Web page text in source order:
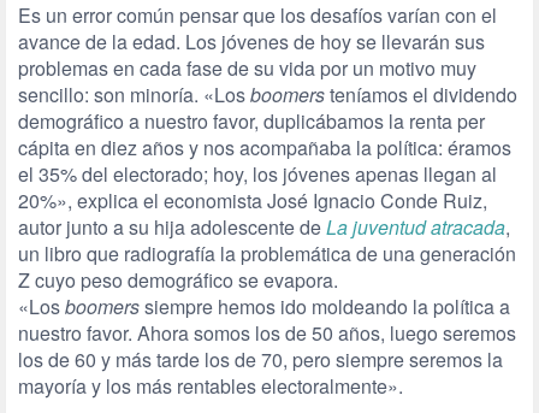
Es un error común pensar que los desafíos varían con el
avance de la edad. Los jóvenes de hoy se llevarán sus
problemas en cada fase de su vida por un motivo muy
sencillo: son minoría. «Losboomersteníamos el dividendo
demográfico a nuestro favor, duplicábamos la renta per
cápita en diez años y nos acompañaba la política: éramos
el 35% del electorado; hoy, los jóvenes apenas llegan al
20%», explica el economista José Ignacio Conde Ruiz,
autor junto a su hija adolescente deLa juventud atracada,
un libro que radiografía la problemática de una generación
Z cuyo peso demográfico se evapora.
«Losboomerssiempre hemos ido moldeando la política a
nuestro favor. Ahora somos los de 50 años, luego seremos
los de 60 y más tarde los de 70, pero siempre seremos la
mayoría y los más rentables electoralmente».